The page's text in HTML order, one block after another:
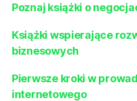
Poznaj książki o
Książki wspierające
biznesowych
Pierwsze kroki w
internetowego